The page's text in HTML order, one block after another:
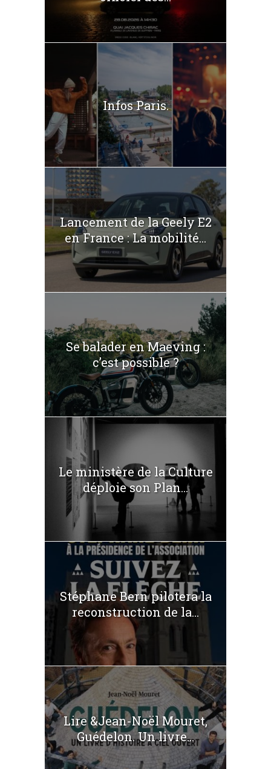
Infos Paris.
Lancement de la Geely E2
en France : La mobilité...
Se balader en Maeving :
c’est possible ?
Le ministère de la Culture
déploie son Plan...
Stéphane Bern pilotera la
reconstruction de la...
Lire &Jean-Noël Mouret,
Guédelon. Un livre...